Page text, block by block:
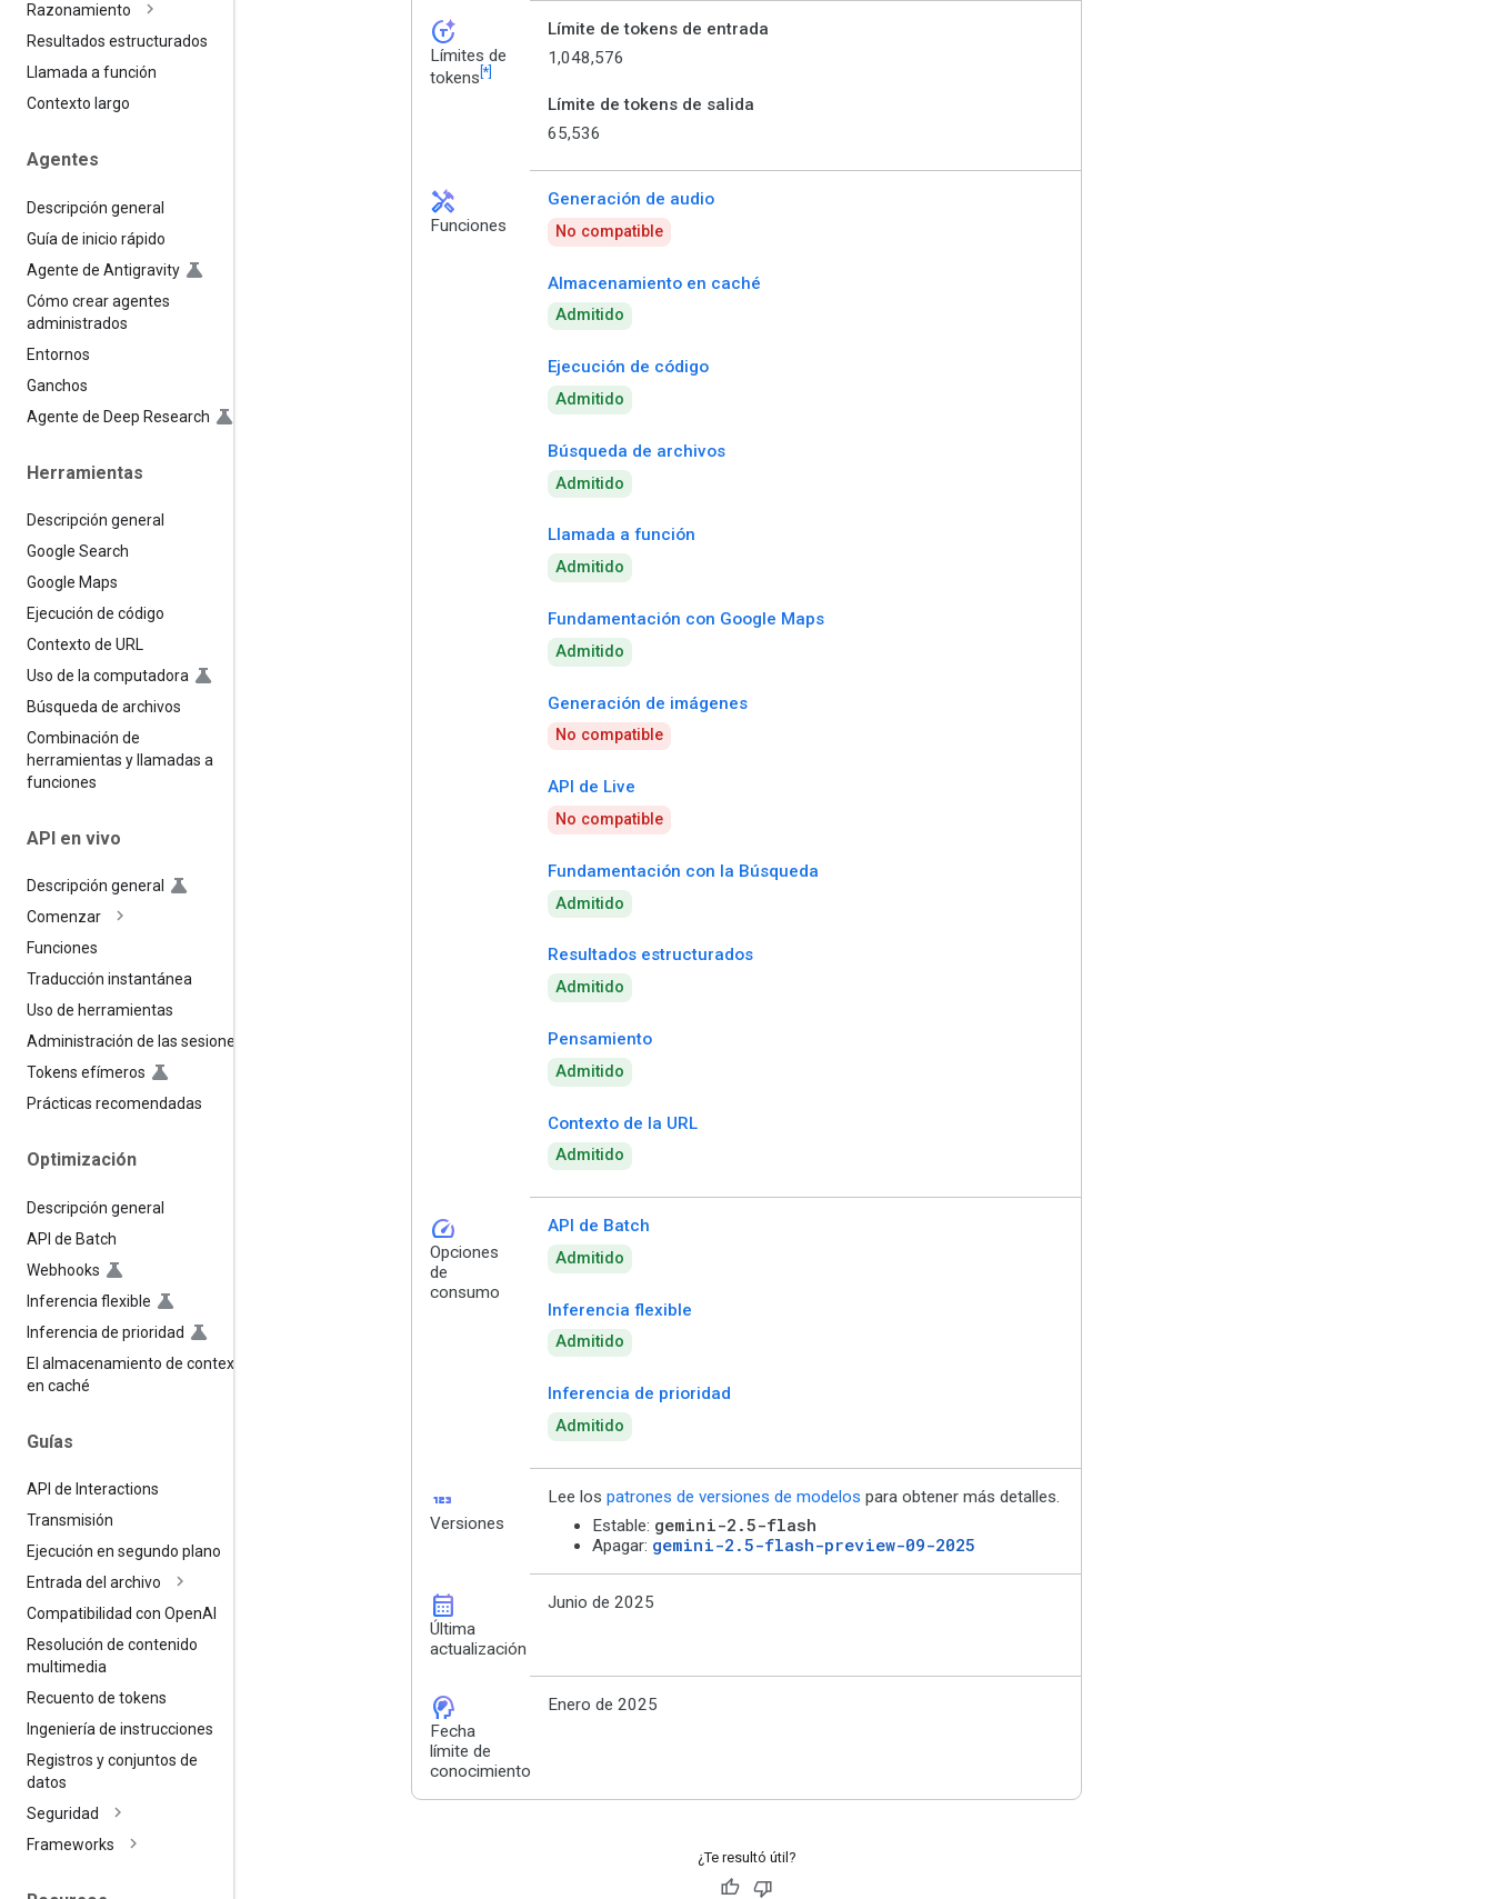
Razonamiento
Resultados estructurados
Llamada a función
Contexto largo
Agentes
Descripción general
Guía de inicio rápido
Agente de Antigravity
Cómo crear agentes
administrados
Entornos
Ganchos
Agente de Deep Research
Herramientas
Descripción general
Google Search
Google Maps
Ejecución de código
Contexto de URL
Uso de la computadora
Búsqueda de archivos
Combinación de
herramientas y llamadas a
funciones
API en vivo
Descripción general
Comenzar
Funciones
Traducción instantánea
Uso de herramientas
Administración de las sesiones
Tokens efímeros
Prácticas recomendadas
Optimización
Descripción general
API de Batch
Webhooks
Inferencia flexible
Inferencia de prioridad
El almacenamiento de contexto
en caché
Guías
API de Interactions
Transmisión
Ejecución en segundo plano
Entrada del archivo
Compatibilidad con OpenAI
Resolución de contenido
multimedia
Recuento de tokens
Ingeniería de instrucciones
Registros y conjuntos de
datos
Seguridad
Frameworks
token_auto
Límites de
tokens [*]
Límite de tokens de entrada
1,048,576
Límite de tokens de salida
65,536
handyman
Funciones
Generación de audio
No compatible
Almacenamiento en caché
Admitido
Ejecución de código
Admitido
Búsqueda de archivos
Admitido
Llamada a función
Admitido
Fundamentación con Google Maps
Admitido
Generación de imágenes
No compatible
API de Live
No compatible
Fundamentación con la Búsqueda
Admitido
Resultados estructurados
Admitido
Pensamiento
Admitido
Contexto de la URL
Admitido
speed
Opciones
de
consumo
API de Batch
Admitido
Inferencia flexible
Admitido
Inferencia de prioridad
Admitido
123
Versiones
Lee los patrones de versiones de modelos para obtener más detalles.
Estable: gemini-2.5-flash
Apagar: gemini-2.5-flash-preview-09-2025
calendar_month
Última
actualización
Junio de 2025
cognition_2
Fecha
límite de
conocimiento
Enero de 2025
¿Te resultó útil?